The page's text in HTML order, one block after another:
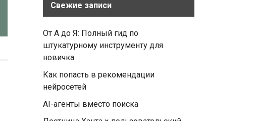
Свежие записи
От А до Я: Полный гид по
штукатурному инструменту для
новичка
Как попасть в рекомендации
нейросетей
AI-агенты вместо поиска